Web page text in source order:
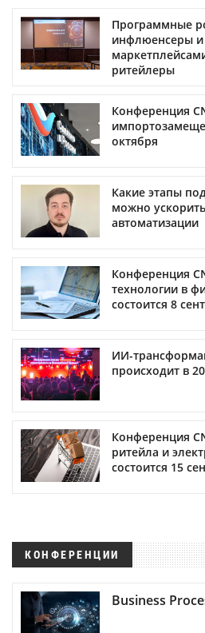
Программные
инфлюенсеры и
ритейлеры
Конференция
октября
Какие этапы
можно
автоматизации
Конференция
технологии в
состоится 8
ИИ-
происходит в
Конференция
ритейла и
состоится 15
КОНФЕРЕНЦИИ
Business